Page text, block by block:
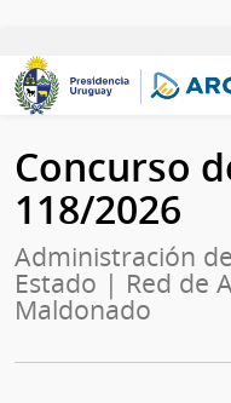
Concurso
118/2026
Administración
Estado | Red de
Maldonado